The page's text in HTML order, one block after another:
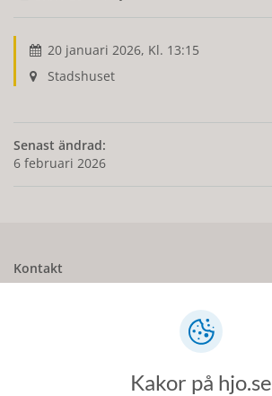
20 januari 2026, Kl. 13:15
Stadshuset
Senast ändrad:
6 februari 2026
Kontakt
Kakor på hjo.se